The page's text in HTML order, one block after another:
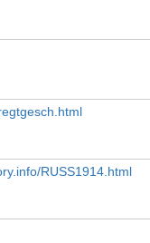
RUSS1914.html